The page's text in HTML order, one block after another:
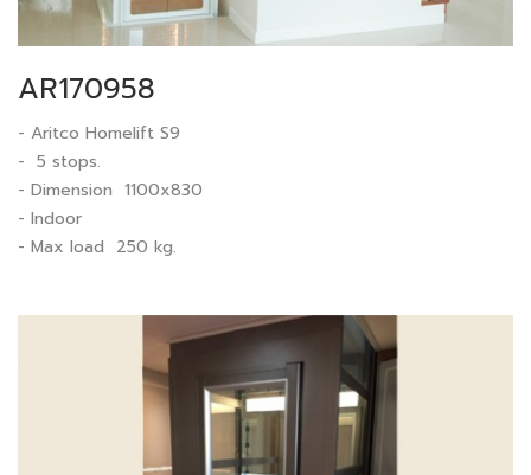
AR170958
- Aritco Homelift S9
- 5 stops.
- Dimension 1100x830
- Indoor
- Max load 250 kg.